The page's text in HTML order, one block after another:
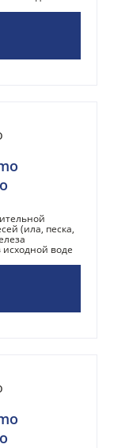
(ила, песка,
воде